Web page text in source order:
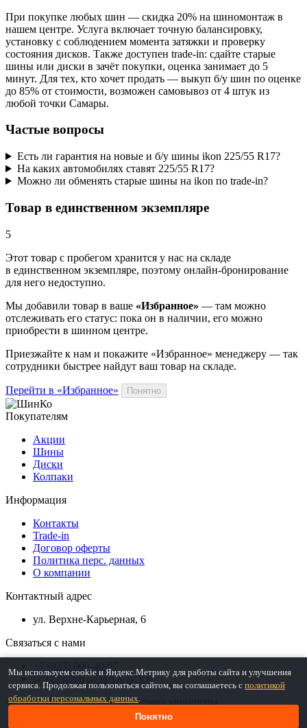
При покупке любых шин — скидка 20% на шиномонтаж в
нашем центре. Услуга включает точную балансировку,
установку с соблюдением момента затяжки и проверку
состояния дисков. Также доступен trade-in: сдайте старые
шины или диски в зачёт покупки, оценка занимает до 5
минут. Для тех, кто хочет продать — выкуп б/у шин по оценке
до 85% от стоимости, возможен самовывоз от 4 штук из
любой точки Самары.
Частые вопросы
Есть ли гарантия на новые и б/у шины ikon 225/55 R17?
На каких автомобилях ставят 225/55 R17?
Можно ли обменять старые шины на ikon по trade-in?
Товар в единственном экземпляре
5
Этот товар с пробегом хранится у нас на складе
в единственном экземпляре, поэтому онлайн-бронирование
для него недоступно.
Мы добавили товар в ваше «Избранное» — там можно
отслеживать его статус: пока он в наличии, его можно
приобрести в шинном центре.
Приезжайте к нам и покажите «Избранное» менеджеру — так
сотрудники быстрее найдут ваш товар на складе.
Перейти в «Избранное» Понятно
Покупателям
Акции
Шины
Диски
Колпаки
Информация
Контакты
Trade-in
Договор оферты
Политика перс. данных
О компании
Контактный адрес
ул. Верхне-Карьерная, 6
Связаться с нами
© 2026 ШинКо Всё в 1. Все права защищены.
Мы используем cookie и Яндекс.Метрику для работы сайта и улучшения
сервиса. Продолжая пользоваться сайтом, вы соглашаетесь с политикой
обработки персональных данных.
Понятно